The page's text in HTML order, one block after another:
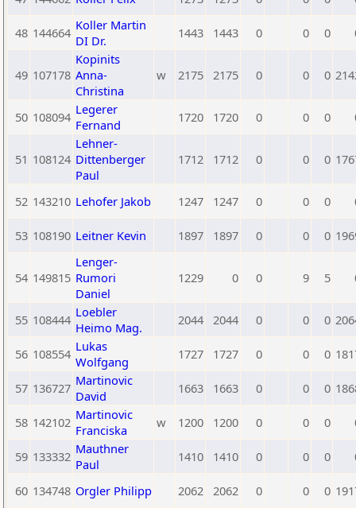
48 144664 Koller Martin
DI Dr.
1443 1443 0 0 0
49 107178
Kopinits
Anna-
Christina
w 2175 2175 0 0 0
50 108094 Legerer
Fernand
1720 1720 0 0 0
51 108124
Lehner-
Dittenberger
Paul
1712 1712 0 0 0
52 143210 Lehofer Jakob 1247 1247 0 0 0
53 108190 Leitner Kevin 1897 1897 0 0 0
54 149815
Lenger-
Rumori
Daniel
1229 0 0 9 5
55 108444 Loebler
Heimo Mag.
2044 2044 0 0 0
56 108554 Lukas
Wolfgang
1727 1727 0 0 0
57 136727 Martinovic
David
1663 1663 0 0 0
58 142102 Martinovic
Franciska
w 1200 1200 0 0 0
59 133332 Mauthner
Paul
1410 1410 0 0 0
60 134748 Orgler Philipp 2062 2062 0 0 0